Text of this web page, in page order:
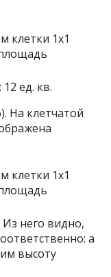
ед. кв.
На клетчатой
него видно,
a
высоту